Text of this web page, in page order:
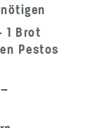
1 Brot
Pestos